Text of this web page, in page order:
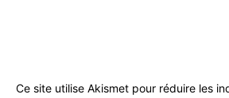
Ce site utilise Akismet pour réduire les